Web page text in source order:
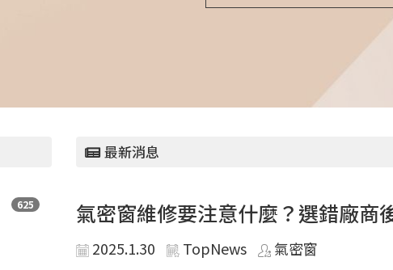
625
最新消息
氣密窗維修要注意什麼？選錯廠商
2025.1.30 TopNews 氣密窗